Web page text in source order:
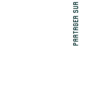
partager sur